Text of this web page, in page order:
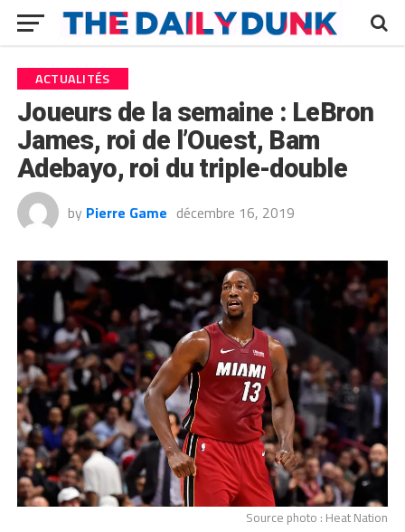
ACTUALITÉS
Joueurs de la semaine : LeBron
James, roi de l’Ouest, Bam
Adebayo, roi du triple-double
by Pierre Game décembre 16, 2019
Source photo : Heat Nation